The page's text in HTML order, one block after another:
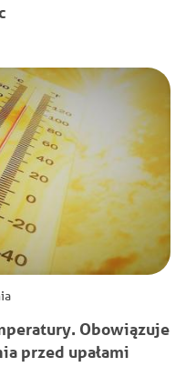
Obowiązuje
przed upałami